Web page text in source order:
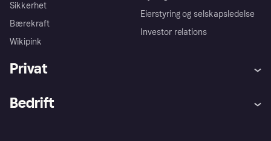
Sikkerhet
Bærekraft
Wikipink
Eierstyring og selskapsledelse
Investor relations
Privat
Bedrift